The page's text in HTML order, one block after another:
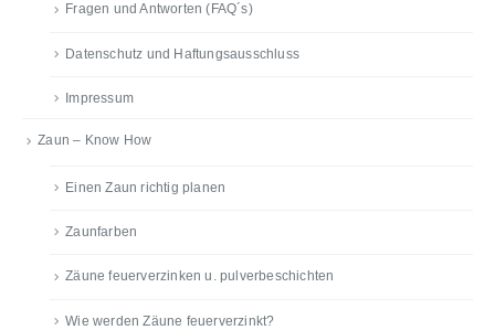
Fragen und Antworten (FAQ´s)
Datenschutz und Haftungsausschluss
Impressum
Zaun – Know How
Einen Zaun richtig planen
Zaunfarben
Zäune feuerverzinken u. pulverbeschichten
Wie werden Zäune feuerverzinkt?